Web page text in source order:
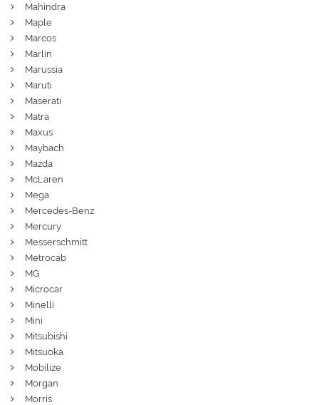
Mahindra
Maple
Marcos
Marlin
Marussia
Maruti
Maserati
Matra
Maxus
Maybach
Mazda
McLaren
Mega
Mercedes-Benz
Mercury
Messerschmitt
Metrocab
MG
Microcar
Minelli
Mini
Mitsubishi
Mitsuoka
Mobilize
Morgan
Morris